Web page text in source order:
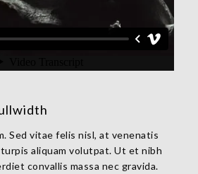
Sed vitae felis nisl, at venenatis
aliquam volutpat. Ut et nibh
convallis massa nec gravida.